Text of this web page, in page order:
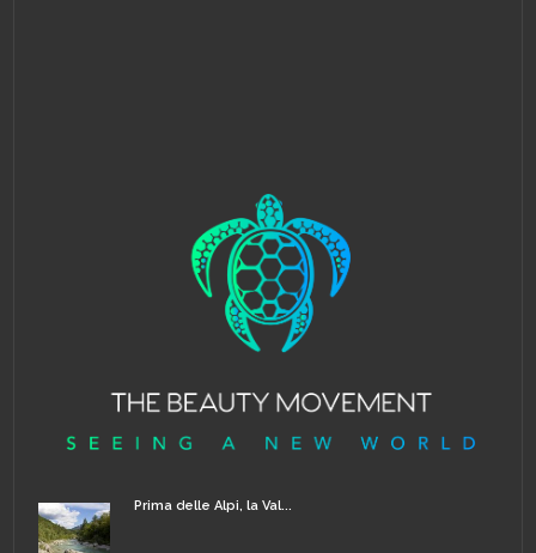
Prima delle Alpi, la Val...